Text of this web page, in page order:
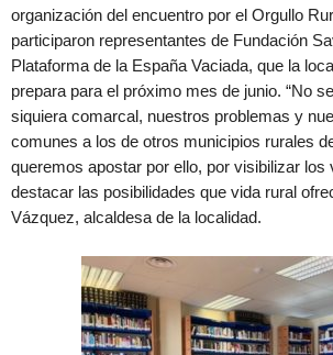
organización del encuentro por el Orgullo
participaron representantes de Fundación
Plataforma de la España Vaciada, que la
prepara para el próximo mes de junio. “No
siquiera comarcal, nuestros problemas y
comunes a los de otros municipios rurales
queremos apostar por ello, por visibilizar los
destacar las posibilidades que vida rural
Vázquez, alcaldesa de la localidad.